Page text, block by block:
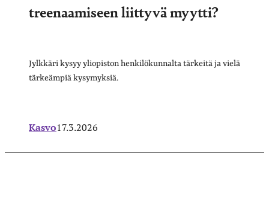
treenaamiseen liittyvä myytti?
Jylkkäri kysyy yliopiston henkilökunnalta tärkeitä ja vielä
tärkeämpiä kysymyksiä.
Kasvo17.3.2026